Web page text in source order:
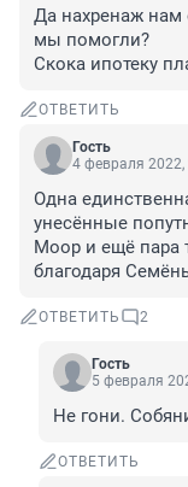
Да нахренаж нам
мы помогли?
Скока ипотеку
ОТВЕТИТЬ
Гость
4 февраля 2022,
Одна
унесённые
Моор и ещё пара
благодаря
ОТВЕТИТЬ 2
Гость
5 февраля
Не гони.
ОТВЕТИТЬ